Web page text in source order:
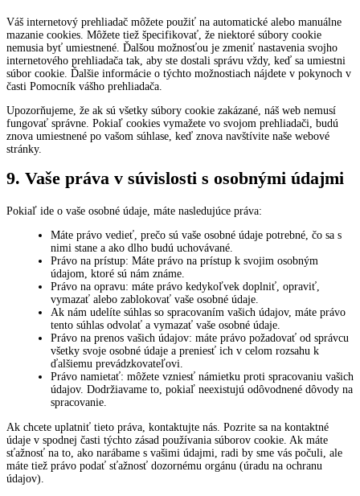
Váš internetový prehliadač môžete použiť na automatické alebo manuálne
mazanie cookies. Môžete tiež špecifikovať, že niektoré súbory cookie
nemusia byť umiestnené. Ďalšou možnosťou je zmeniť nastavenia svojho
internetového prehliadača tak, aby ste dostali správu vždy, keď sa umiestni
súbor cookie. Ďalšie informácie o týchto možnostiach nájdete v pokynoch v
časti Pomocník vášho prehliadača.
Upozorňujeme, že ak sú všetky súbory cookie zakázané, náš web nemusí
fungovať správne. Pokiaľ cookies vymažete vo svojom prehliadači, budú
znova umiestnené po vašom súhlase, keď znova navštívite naše webové
stránky.
9. Vaše práva v súvislosti s osobnými údajmi
Pokiaľ ide o vaše osobné údaje, máte nasledujúce práva:
Máte právo vedieť, prečo sú vaše osobné údaje potrebné, čo sa s
nimi stane a ako dlho budú uchovávané.
Právo na prístup: Máte právo na prístup k svojim osobným
údajom, ktoré sú nám známe.
Právo na opravu: máte právo kedykoľvek doplniť, opraviť,
vymazať alebo zablokovať vaše osobné údaje.
Ak nám udelíte súhlas so spracovaním vašich údajov, máte právo
tento súhlas odvolať a vymazať vaše osobné údaje.
Právo na prenos vašich údajov: máte právo požadovať od správcu
všetky svoje osobné údaje a preniesť ich v celom rozsahu k
ďalšiemu prevádzkovateľovi.
Právo namietať: môžete vzniesť námietku proti spracovaniu vašich
údajov. Dodržiavame to, pokiaľ neexistujú odôvodnené dôvody na
spracovanie.
Ak chcete uplatniť tieto práva, kontaktujte nás. Pozrite sa na kontaktné
údaje v spodnej časti týchto zásad používania súborov cookie. Ak máte
sťažnosť na to, ako narábame s vašimi údajmi, radi by sme vás počuli, ale
máte tiež právo podať sťažnosť dozornému orgánu (úradu na ochranu
údajov).